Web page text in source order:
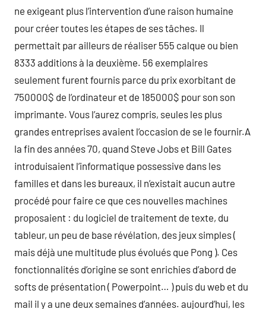
ne exigeant plus l’intervention d’une raison humaine
pour créer toutes les étapes de ses tâches. Il
permettait par ailleurs de réaliser 555 calque ou bien
8333 additions à la deuxième. 56 exemplaires
seulement furent fournis parce du prix exorbitant de
750000$ de l’ordinateur et de 185000$ pour son son
imprimante. Vous l’aurez compris, seules les plus
grandes entreprises avaient l’occasion de se le fournir.A
la fin des années 70, quand Steve Jobs et Bill Gates
introduisaient l’informatique possessive dans les
familles et dans les bureaux, il n’existait aucun autre
procédé pour faire ce que ces nouvelles machines
proposaient : du logiciel de traitement de texte, du
tableur, un peu de base révélation, des jeux simples (
mais déjà une multitude plus évolués que Pong ). Ces
fonctionnalités d’origine se sont enrichies d’abord de
softs de présentation ( Powerpoint… ) puis du web et du
mail il y a une deux semaines d’années. aujourd’hui, les